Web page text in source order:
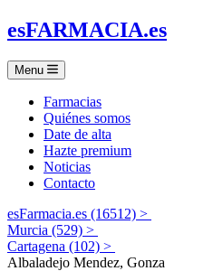
esFARMACIA.es
Menu
Farmacias
Quiénes somos
Date de alta
Hazte premium
Noticias
Contacto
esFarmacia.es (16512) >
Murcia (529) >
Cartagena (102) >
Albaladejo Mendez, Gonza